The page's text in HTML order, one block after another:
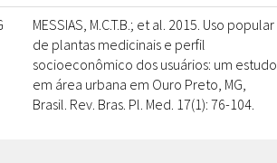
MESSIAS, M.C.T.B.; et al. 2015. Uso popular
de plantas medicinais e perfil
socioeconômico dos usuários: um estudo
em área urbana em Ouro Preto, MG,
Brasil. Rev. Bras. Pl. Med. 17(1): 76-104.